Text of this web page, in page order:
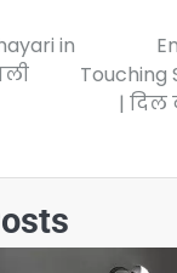
in
Touching
| दिल